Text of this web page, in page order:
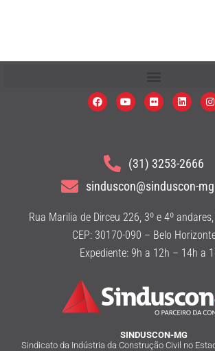
(31) 3253-2666
sinduscon@sinduscon-
Rua Marilia de Dirceu 226, 3º e 4º
CEP: 30170-090 – Belo
Expediente: 9h a 12h – 14h a
SINDUSCON-MG
Sindicato da Indústria da Construção Civil no